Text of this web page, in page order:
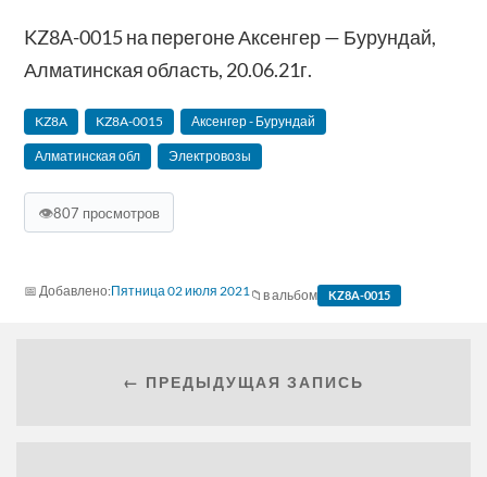
KZ8A-0015 на перегоне Аксенгер — Бурундай,
Алматинская область, 20.06.21г.
KZ8A KZ8A-0015 Аксенгер - Бурундай
Алматинская обл Электровозы
👁807 просмотров
Пятница 02 июля 2021 в альбом KZ8A-0015
← ПРЕДЫДУЩАЯ ЗАПИСЬ